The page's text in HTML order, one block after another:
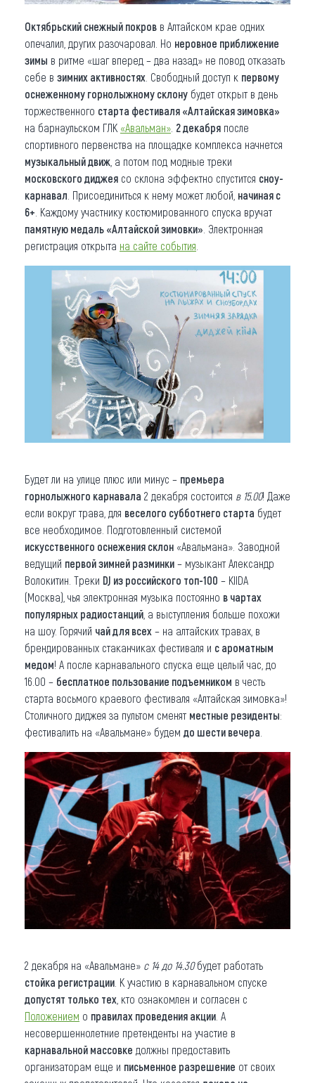
Октябрьский снежный покров в Алтайском крае одних
опечалил, других разочаровал. Но неровное приближение
зимы в ритме «шаг вперед – два назад» не повод отказать
себе в зимних активностях . Свободный доступ к первому
оснеженному горнолыжному склону будет открыт в день
торжественного старта фестиваля «Алтайская зимовка»
на барнаульском ГЛК «Авальман» 2 декабря после
спортивного первенства на площадке комплекса начнется
музыкальный движ , а потом под модные треки
московского диджея со склона эффектно спустится сноу-
карнавал . Присоединиться к нему может любой, начиная с
6+ . Каждому участнику костюмированного спуска вручат
памятную медаль «Алтайской зимовки» . Электронная
регистрация открыта на сайте события
Будет ли на улице плюс или минус – премьера
горнолыжного карнавала 2 декабря состоится в 15.00! Даже
если вокруг трава, для веселого субботнего старта будет
все необходимое. Подготовленный системой
искусственного оснежения склон «Авальмана». Заводной
ведущий первой зимней разминки – музыкант Александр
Волокитин. Треки DJ из российского топ-100 – KIIDA
(Москва), чья электронная музыка постоянно в чартах
популярных радиостанций , а выступления больше похожи
на шоу. Горячий чай для всех – на алтайских травах, в
брендированных стаканчиках фестиваля и с ароматным
медом! А после карнавального спуска еще целый час, до
16.00 – бесплатное пользование подъемником в честь
старта восьмого краевого фестиваля «Алтайская зимовка»!
Столичного диджея за пультом сменят местные резиденты:
фестивалить на «Авальмане» будем до шести вечера
2 декабря на «Авальмане» с 14 до 14.30будет работать
стойка регистрации . К участию в карнавальном спуске
допустят только тех , кто ознакомлен и согласен с
Положением о правилах проведения акции . А
несовершеннолетние претенденты на участие в
карнавальной массовке должны предоставить
организаторам еще и письменное разрешение от своих